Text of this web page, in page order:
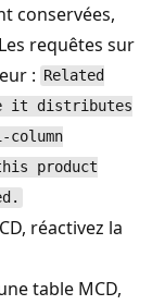
conservées,
requêtes sur
: Related
it distributes
product
réactivez la
table MCD,